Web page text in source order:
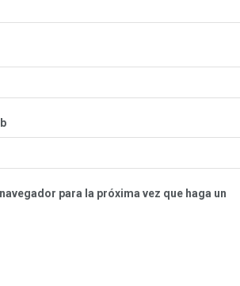
para la próxima vez que haga un